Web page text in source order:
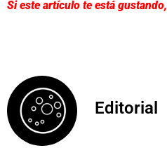
Si este artículo te está
Editorial